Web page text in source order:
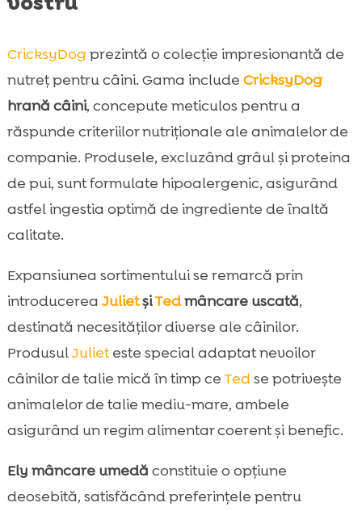
CricksyDogprezintă o colecție impresionantă de
nutreț pentru câini. Gama include CricksyDog
hrană câini, concepute meticulos pentru a
răspunde criteriilor nutriționale ale animalelor de
companie. Produsele, excluzând grâul și proteina
de pui, sunt formulate hipoalergenic, asigurând
astfel ingestia optimă de ingrediente de înaltă
calitate.
Expansiunea sortimentului se remarcă prin
introducerea JulietșiTedmâncare uscată,
destinată necesităților diverse ale câinilor.
ProdusulJulieteste special adaptat nevoilor
câinilor de talie mică în timp ce Tedse potrivește
animalelor de talie mediu-mare, ambele
asigurând un regim alimentar coerent și benefic.
Ely mâncare umedă constituie o opțiune
deosebită, satisfăcând preferințele pentru